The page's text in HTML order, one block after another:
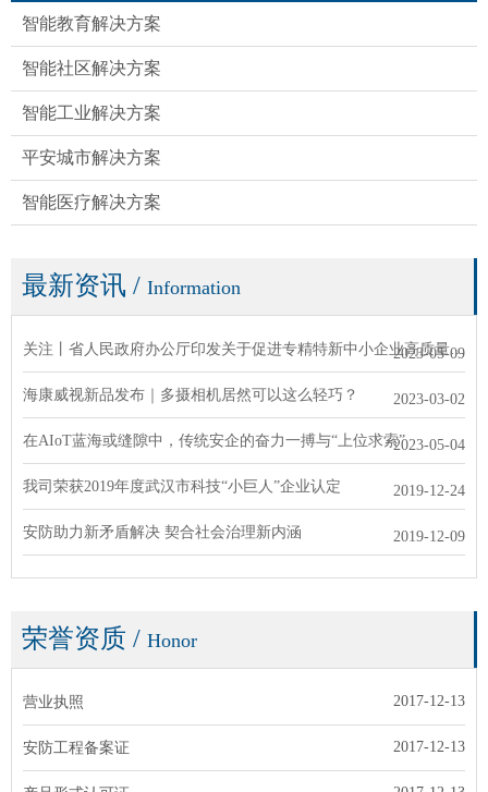
智能教育解决方案
智能社区解决方案
智能工业解决方案
平安城市解决方案
智能医疗解决方案
最新资讯 / Information
关注丨省人民政府办公厅印发关于促进专精特新中小企业高质量发展
2023-05-09
海康威视新品发布｜多摄相机居然可以这么轻巧？ 2023-03-02
在AIoT蓝海或缝隙中，传统安企的奋力一搏与“上位求索”2023-05-04
我司荣获2019年度武汉市科技“小巨人”企业认定 2019-12-24
安防助力新矛盾解决 契合社会治理新内涵 2019-12-09
荣誉资质 / Honor
营业执照 2017-12-13
安防工程备案证 2017-12-13